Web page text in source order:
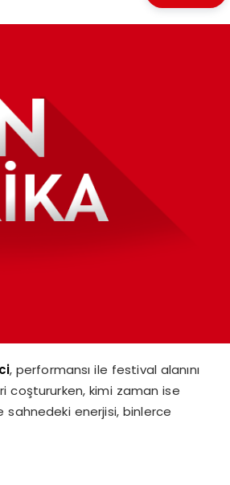
, performansı ile festival alanını
coştururken, kimi zaman ise
sahnedeki enerjisi, binlerce